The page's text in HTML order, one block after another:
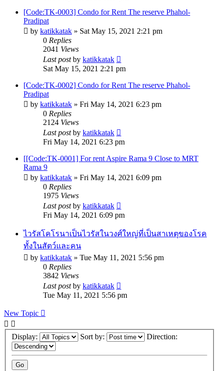
[Code:TK-0003] Condo for Rent The reserve Phahol-
Pradipat
by katikkatak » Sat May 15, 2021 2:21 pm
0 Replies
2041 Views
Last postby katikkatak
Sat May 15, 2021 2:21 pm
[Code:TK-0002] Condo for Rent The reserve Phahol-
Pradipat
by katikkatak » Fri May 14, 2021 6:23 pm
0 Replies
2124 Views
Last postby katikkatak
Fri May 14, 2021 6:23 pm
[[Code:TK-0001] For rent Aspire Rama 9 Close to MRT
Rama 9
by katikkatak » Fri May 14, 2021 6:09 pm
0 Replies
1975 Views
Last postby katikkatak
Fri May 14, 2021 6:09 pm
ไวรัสโคโรนาเป็นไวรัสในวงศ์ใหญ่ที่เป็นสาเหตุของโรค
ทั้งในสัตว์และคน
by katikkatak » Tue May 11, 2021 5:56 pm
0 Replies
3842 Views
Last postby katikkatak
Tue May 11, 2021 5:56 pm
New Topic
Display: Sort by: Direction: